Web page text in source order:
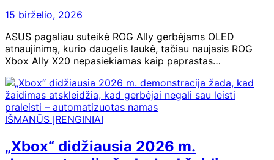
15 birželio, 2026
ASUS pagaliau suteikė ROG Ally gerbėjams OLED
atnaujinimą, kurio daugelis laukė, tačiau naujasis ROG
Xbox Ally X20 nepasiekiamas kaip paprastas…
IŠMANŪS ĮRENGINIAI
„Xbox“ didžiausia 2026 m.